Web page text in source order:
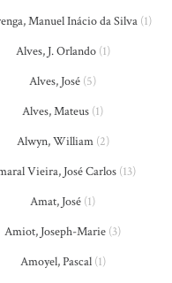
Manuel Inácio da Silva(1)
Alves, J. Orlando(1)
Alves, José (5)
Alves, Mateus (1)
Alwyn, William(2)
Vieira, José Carlos (13)
Amat, José (1)
Amiot, Joseph-Marie (3)
Amoyel, Pascal(1)